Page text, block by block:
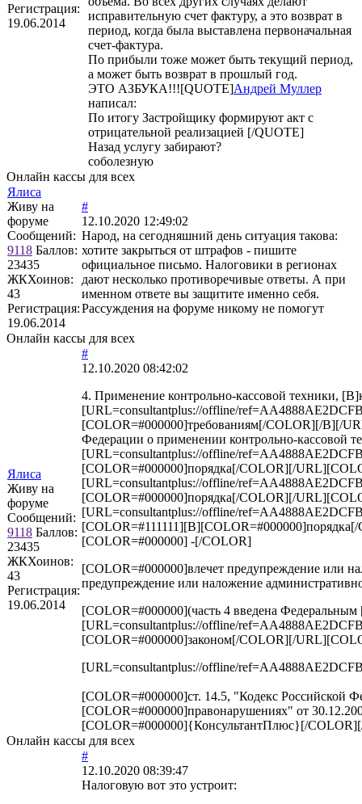
Регистрация:
19.06.2014
исправительную счет фактуру, а это возврат в
период, когда была выставлена первоначальная
счет-фактура.
По прибыли тоже может быть текущий период,
а может быть возврат в прошлый год.
ЭТО АЗБУКА!!![QUOTE]Андрей Муллер
написал:
По итогу Застройщику формируют акт с
отрицательной реализацией [/QUOTE]
Назад услугу забирают?
соболезную
Онлайн кассы для всех
Ялиса
Живу на
форуме
Сообщений:
9118 Баллов:
23435
ЖКХоинов:
43
Регистрация:
19.06.2014
#
12.10.2020 12:49:02
Народ, на сегодняшний день ситуация такова:
хотите закрыться от штрафов - пишите
официальное письмо. Налоговики в регионах
дают несколько противоречивые ответы. А при
именном ответе вы защитите именно себя.
Рассуждения на форуме никому не помогут
Онлайн кассы для всех
Ялиса
Живу на
форуме
Сообщений:
9118 Баллов:
23435
ЖКХоинов:
43
Регистрация:
19.06.2014
#
12.10.2020 08:42:02
4. Применение контрольно-кассовой техники,
[URL=consultantplus://offline/
[COLOR=#000000]требованиям[/COLOR][/B][/
Федерации о применении контрольно-кассовой
[URL=consultantplus://offline/
[COLOR=#000000]порядка[/COLOR][/
[URL=consultantplus://offline/
[COLOR=#000000]порядка[/COLOR][/
[URL=consultantplus://offline/
[COLOR=#000000] -[/COLOR]
[COLOR=#000000]влечет предупреждение или
предупреждение или наложение
[COLOR=#000000](часть 4 введена
[URL=consultantplus://offline/
[COLOR=#000000]законом[/COLOR][/
[URL=consultantplus://offline/
[COLOR=#000000]ст. 14.5, "Кодекс Российской
[COLOR=#000000]правонарушениях" от
[COLOR=#000000]{КонсультантПлюс}[/
Онлайн кассы для всех
#
12.10.2020 08:39:47
Налоговую вот это устроит: